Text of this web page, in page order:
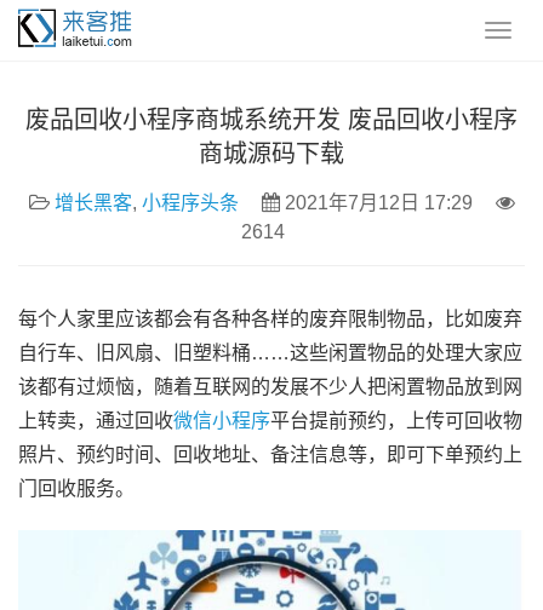
废品回收小程序商城系统开发 废品回收小程序
商城源码下载
增长黑客, 小程序头条
2021年7月12日 17:29
2614
每个人家里应该都会有各种各样的废弃限制物品，比如废弃
自行车、旧风扇、旧塑料桶……这些闲置物品的处理大家应
该都有过烦恼，随着互联网的发展不少人把闲置物品放到网
上转卖，通过回收微信小程序平台提前预约，上传可回收物
照片、预约时间、回收地址、备注信息等，即可下单预约上
门回收服务。